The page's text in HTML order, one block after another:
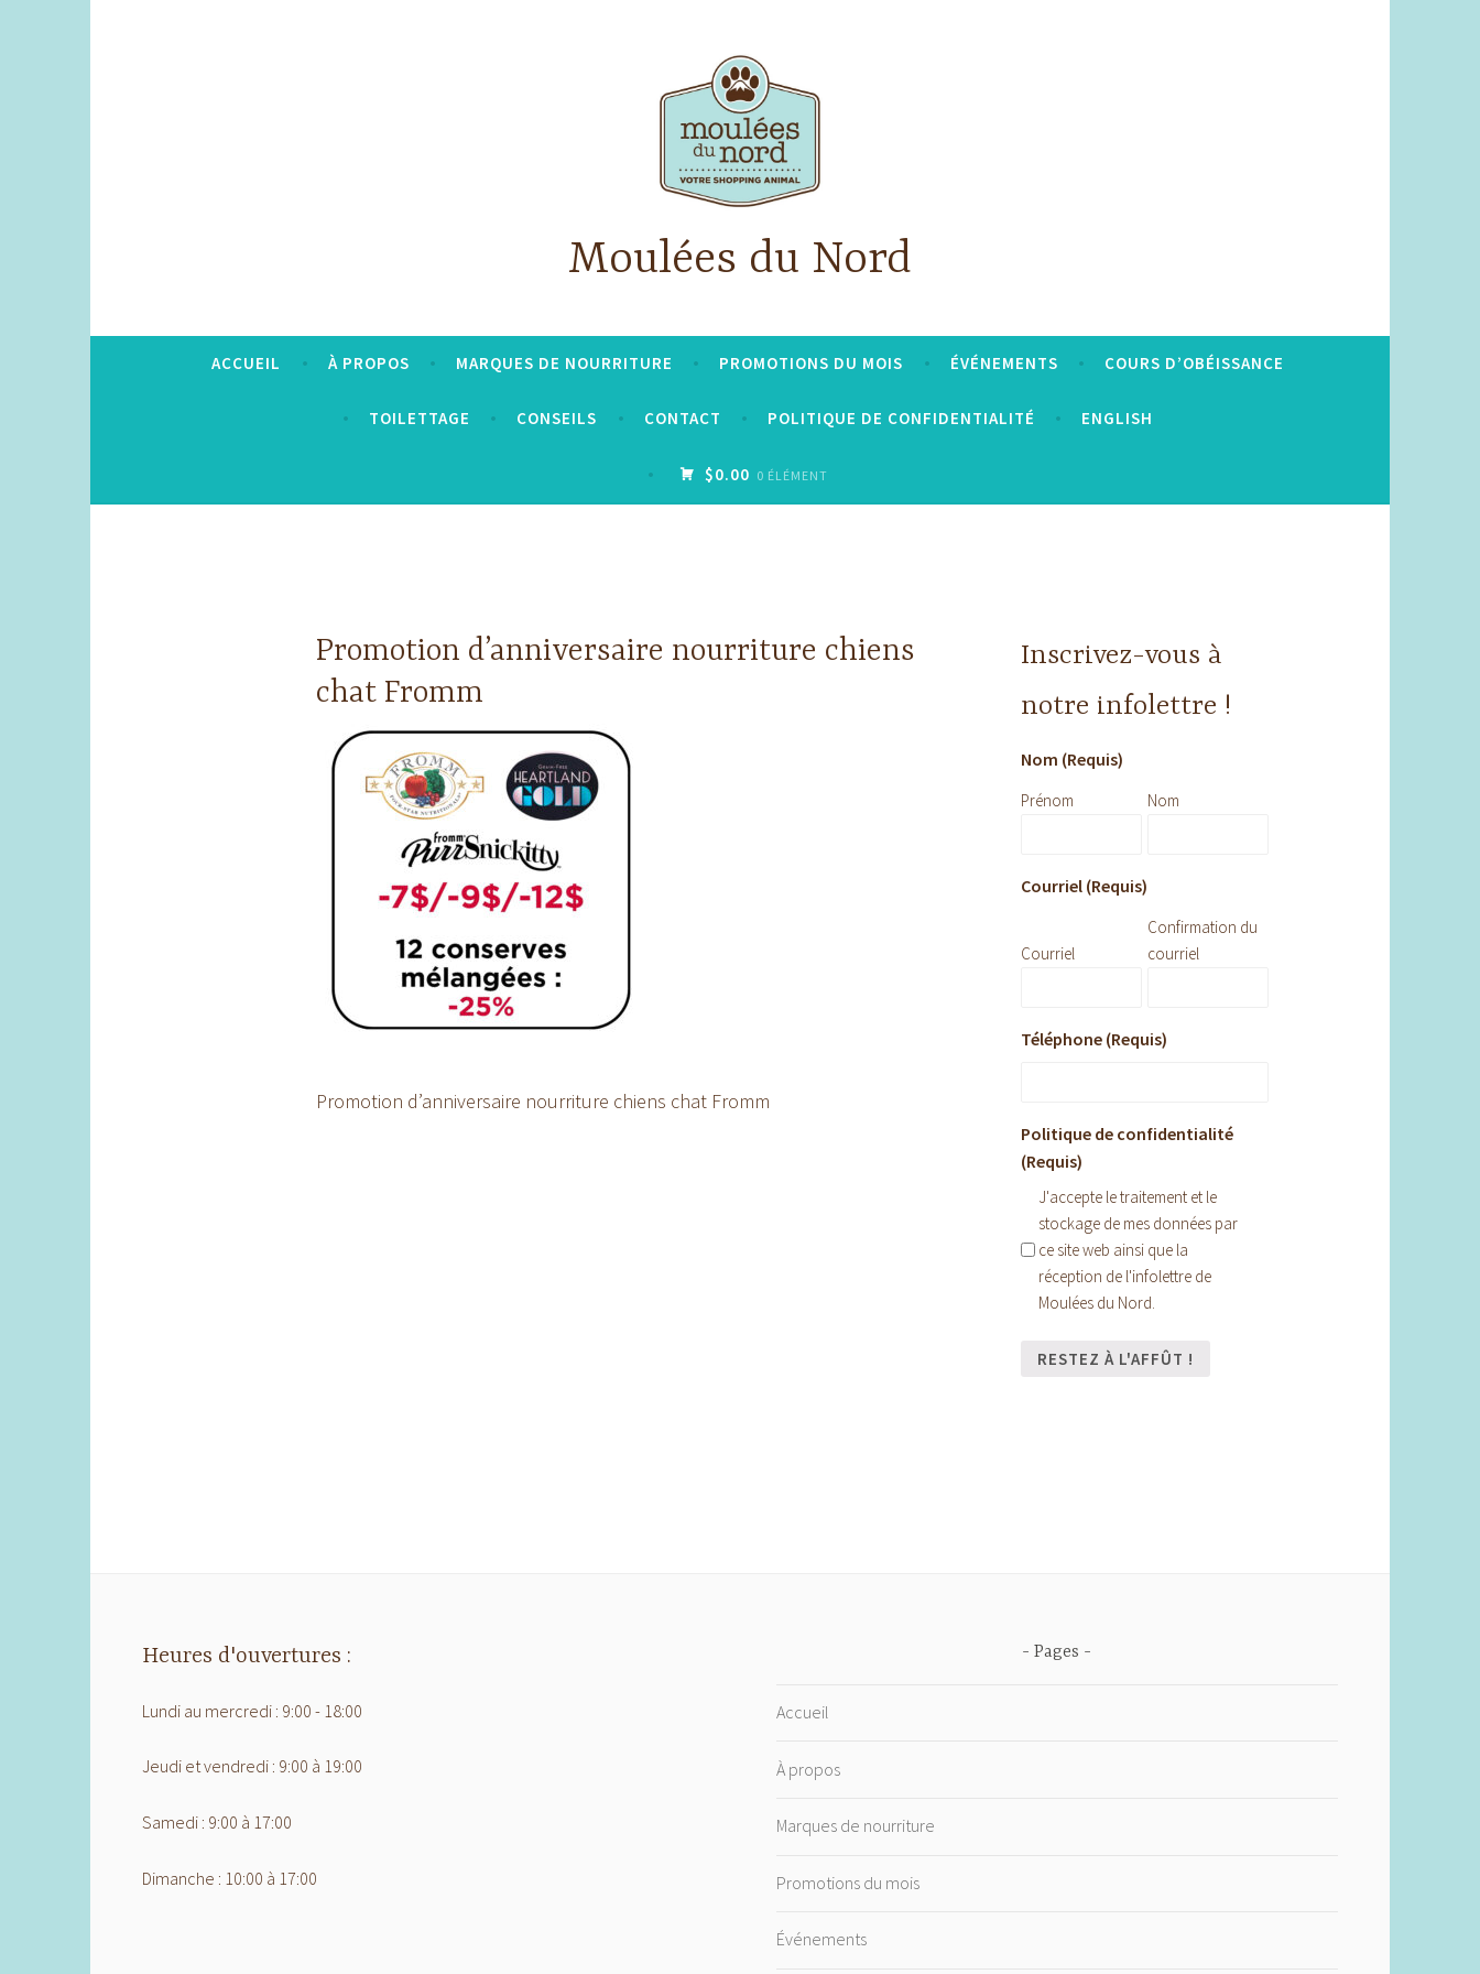
Moulées du Nord
ACCUEIL À PROPOS MARQUES DE NOURRITURE PROMOTIONS DU MOIS ÉVÉNEMENTS COURS D’OBÉISSANCE
TOILETTAGE CONSEILS CONTACT POLITIQUE DE CONFIDENTIALITÉ ENGLISH
$0.00 0 ÉLÉMENT
Promotion d’anniversaire nourriture chiens
chat Fromm
Promotion d’anniversaire nourriture chiens chat Fromm
Inscrivez-vous à
notre infolettre !
Nom (Requis)
Prénom Nom
Courriel (Requis)
Courriel
Confirmation du
courriel
Téléphone (Requis)
Politique de confidentialité
(Requis)
J'accepte le traitement et le
stockage de mes données par
ce site web ainsi que la
réception de l'infolettre de
Moulées du Nord.
Heures d'ouvertures :
Lundi au mercredi : 9:00 - 18:00
Jeudi et vendredi : 9:00 à 19:00
Samedi : 9:00 à 17:00
Dimanche : 10:00 à 17:00
Pages
Accueil
À propos
Marques de nourriture
Promotions du mois
Événements